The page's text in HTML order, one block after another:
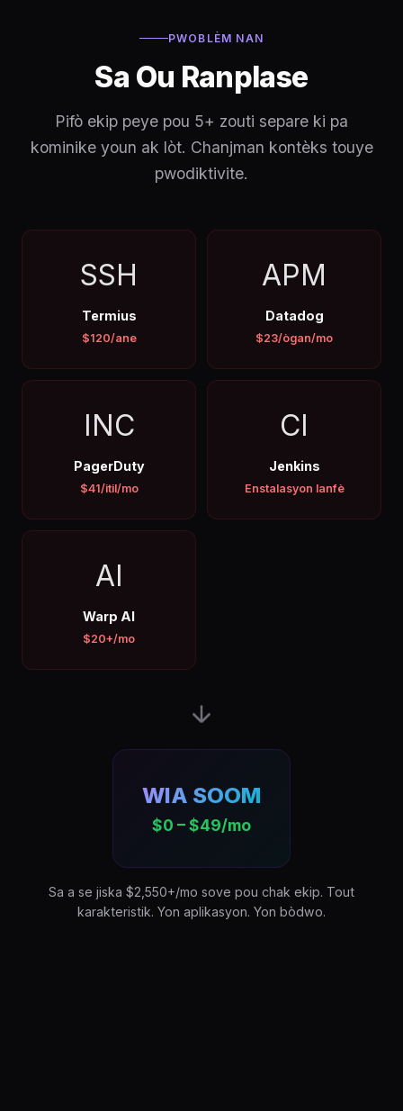
PWOBLÈM NAN
Sa Ou Ranplase
Pifò ekip peye pou 5+ zouti separe ki pa
kominike youn ak lòt. Chanjman kontèks touye
pwodiktivite.
SSH
Termius
$120/ane
APM
Datadog
$23/ògan/mo
INC
PagerDuty
$41/itil/mo
CI
Jenkins
Enstalasyon lanfè
AI
Warp AI
$20+/mo
WIA SOOM
$0 – $49/mo
Sa a se jiska $2,550+/mo sove pou chak ekip. Tout
karakteristik. Yon aplikasyon. Yon bòdwo.